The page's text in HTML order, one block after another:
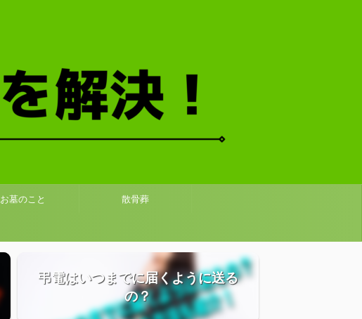
お墓のこと 散骨葬
弔電はいつまでに届くように送る
の？